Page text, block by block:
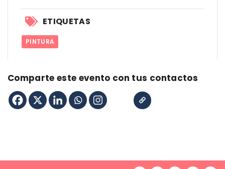
ETIQUETAS
PINTURA
Comparte este evento con tus contactos